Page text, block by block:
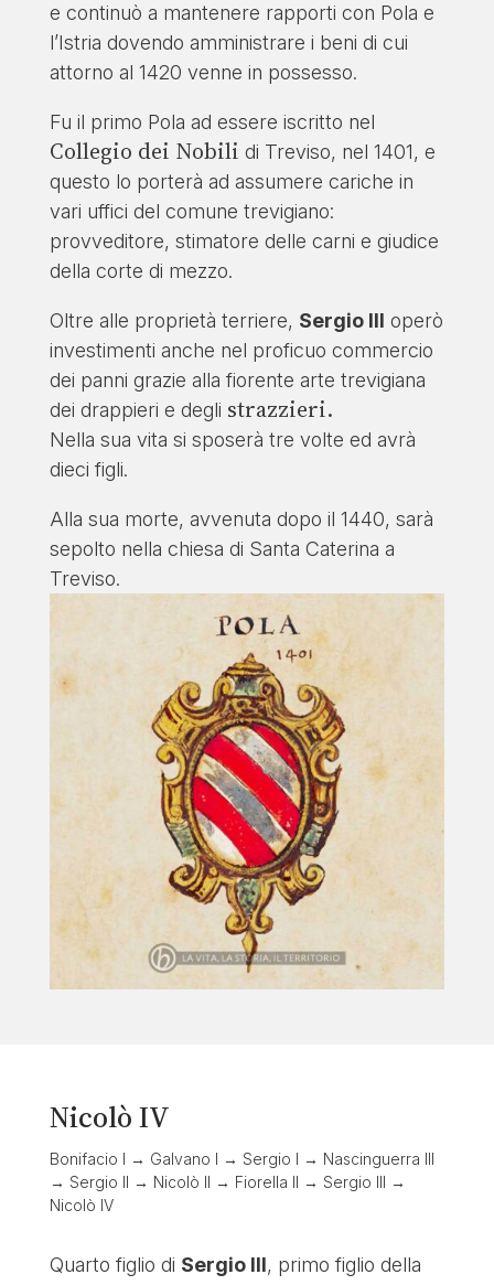
e continuò a mantenere rapporti con Pola e
l’Istria dovendo amministrare i beni di cui
attorno al 1420 venne in possesso.
Fu il primo Pola ad essere iscritto nel
Collegio dei Nobili di Treviso, nel 1401, e
questo lo porterà ad assumere cariche in
vari uffici del comune trevigiano:
provveditore, stimatore delle carni e giudice
della corte di mezzo.
Oltre alle proprietà terriere, Sergio III operò
investimenti anche nel proficuo commercio
dei panni grazie alla fiorente arte trevigiana
dei drappieri e degli strazzieri.
Nella sua vita si sposerà tre volte ed avrà
dieci figli.
Alla sua morte, avvenuta dopo il 1440, sarà
sepolto nella chiesa di Santa Caterina a
Treviso.
Nicolò IV
Bonifacio I → Galvano I → Sergio I → Nascinguerra III
→ Sergio II → Nicolò II → Fiorella II → Sergio III →
Nicolò IV
Quarto figlio di Sergio III, primo figlio della